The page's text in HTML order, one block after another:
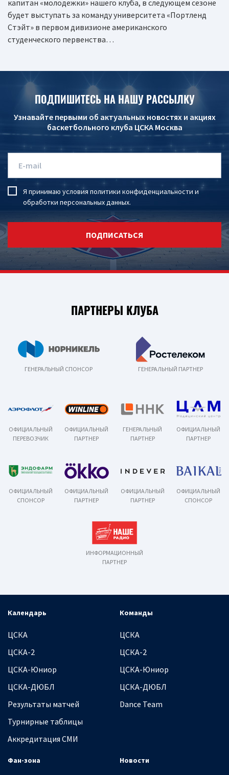
капитан «молодежки» нашего клуба, в следующем сезоне
будет выступать за команду университета «Портленд
Стэйт» в первом дивизионе американского
студенческого первенства…
ПОДПИШИТЕСЬ НА НАШУ РАССЫЛКУ
Узнавайте первыми об актуальных новостях и акциях
баскетбольного клуба ЦСКА Москва
Я принимаю условия политики конфиденциальности и
обработки персональных данных.
ПОДПИСАТЬСЯ
ПАРТНЕРЫ КЛУБА
ГЕНЕРАЛЬНЫЙ СПОНСОР ГЕНЕРАЛЬНЫЙ ПАРТНЕР
ОФИЦИАЛЬНЫЙ
ПЕРЕВОЗЧИК
ОФИЦИАЛЬНЫЙ
ПАРТНЕР
ГЕНЕРАЛЬНЫЙ
ПАРТНЕР
ОФИЦИАЛЬНЫЙ
ПАРТНЕР
ОФИЦИАЛЬНЫЙ
СПОНСОР
ОФИЦИАЛЬНЫЙ
ПАРТНЕР
ОФИЦИАЛЬНЫЙ
ПАРТНЕР
ОФИЦИАЛЬНЫЙ
СПОНСОР
ИНФОРМАЦИОННЫЙ
ПАРТНЕР
Календарь
ЦСКА
ЦСКА-2
ЦСКА-Юниор
ЦСКА-ДЮБЛ
Результаты матчей
Турнирные таблицы
Аккредитация СМИ
Команды
ЦСКА
ЦСКА-2
ЦСКА-Юниор
ЦСКА-ДЮБЛ
Dance Team
Фан-зона Новости